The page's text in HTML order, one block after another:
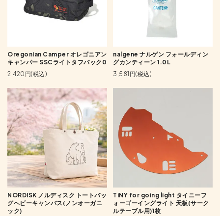
Oregonian Camper オレゴニアン
キャンパー SSCライトタフパック0
2,420円(税込)
nalgene ナルゲン フォールディン
グカンティーン 1.0L
3,581円(税込)
NORDISK ノルディスク トートバッ
グヘビーキャンバス(ノンオーガニ
ック)
TiNY for going light タイニーフ
ォーゴーイングライト 天板(サーク
ルテーブル用)1枚